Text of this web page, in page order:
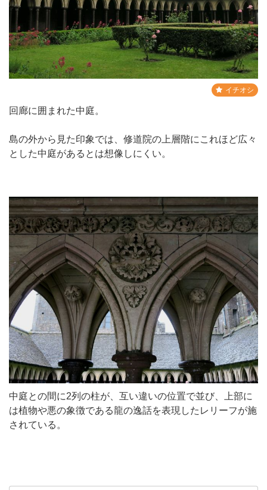
イチオシ
回廊に囲まれた中庭。
島の外から見た印象では、修道院の上層階にこれほど広々
とした中庭があるとは想像しにくい。
中庭との間に2列の柱が、互い違いの位置で並び、上部に
は植物や悪の象徴である龍の逸話を表現したレリーフが施
されている。